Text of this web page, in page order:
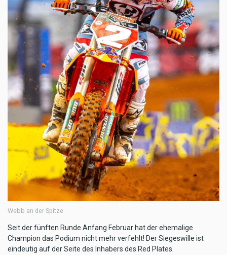
Webb an der Spitze
Seit der fünften Runde Anfang Februar hat der ehemalige
Champion das Podium nicht mehr verfehlt! Der Siegeswille ist
eindeutig auf der Seite des Inhabers des Red Plates.